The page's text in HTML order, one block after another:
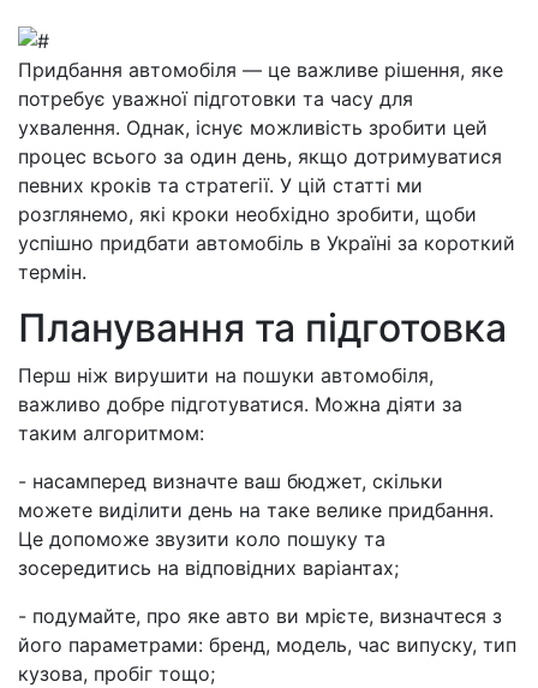
Придбання автомобіля — це важливе рішення, яке
потребує уважної підготовки та часу для
ухвалення. Однак, існує можливість зробити цей
процес всього за один день, якщо дотримуватися
певних кроків та стратегії. У цій статті ми
розглянемо, які кроки необхідно зробити, щоби
успішно придбати автомобіль в Україні за короткий
термін.
Планування та підготовка
Перш ніж вирушити на пошуки автомобіля,
важливо добре підготуватися. Можна діяти за
таким алгоритмом:
- насамперед визначте ваш бюджет, скільки
можете виділити день на таке велике придбання.
Це допоможе звузити коло пошуку та
зосередитись на відповідних варіантах;
- подумайте, про яке авто ви мрієте, визначтеся з
його параметрами: бренд, модель, час випуску, тип
кузова, пробіг тощо;